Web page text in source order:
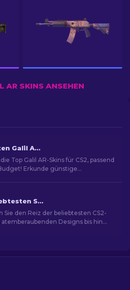
AR SKINS ANSEHEN
Die besten Galil AR Skins in CS2 (für jedes Budget) [2026]
Top Galil AR-Skins für CS2, passend
Erkunde günstige
Die Beliebtesten Skins in CS2
Sie den Reiz der beliebtesten CS2-
atemberaubenden Designs bis hin